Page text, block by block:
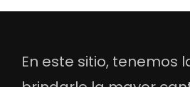
En este sitio, tenemos